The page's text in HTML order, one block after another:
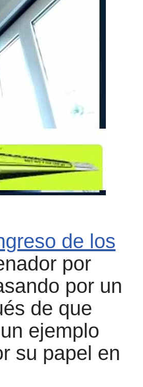
de los
por
por un
de que
ejemplo
su papel en